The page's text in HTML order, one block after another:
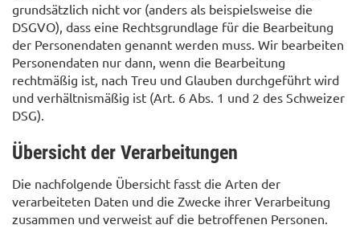
grundsätzlich nicht vor (anders als beispielsweise die
DSGVO), dass eine Rechtsgrundlage für die Bearbeitung
der Personendaten genannt werden muss. Wir bearbeiten
Personendaten nur dann, wenn die Bearbeitung
rechtmäßig ist, nach Treu und Glauben durchgeführt wird
und verhältnismäßig ist (Art. 6 Abs. 1 und 2 des Schweizer
DSG).
Übersicht der Verarbeitungen
Die nachfolgende Übersicht fasst die Arten der
verarbeiteten Daten und die Zwecke ihrer Verarbeitung
zusammen und verweist auf die betroffenen Personen.